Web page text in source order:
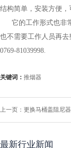
结构简单，安装方便
它的工作形式也非常
也不需要工作人员再
0769-81039998.
关键词： 推烟器
上一页： 更换马桶盖阻尼
最新行业新闻